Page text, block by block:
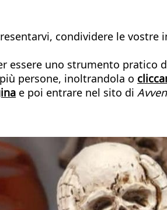
condividere le
essere uno strumento
persone, inoltrandola o
e poi entrare nel sito di